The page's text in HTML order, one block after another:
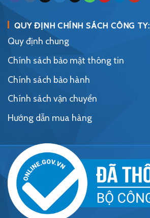
QUY ĐỊNH CHÍNH SÁCH CÔNG TY:
Quy định chung
Chính sách bảo mật thông tin
Chính sách bảo hành
Chính sách vận chuyển
Hướng dẫn mua hàng